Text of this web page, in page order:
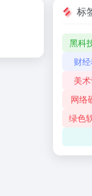
标
黑科
财
美
网络
绿色